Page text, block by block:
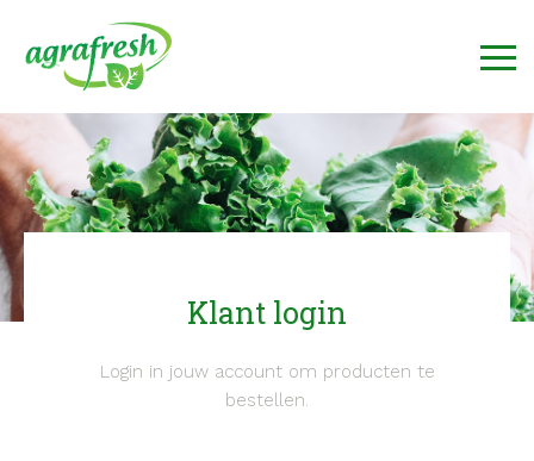
Klant login
Login in jouw account om producten te
bestellen.